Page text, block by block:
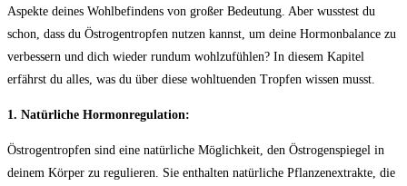
Aspekte deines‌ Wohlbefindens ⁣von‌ großer ⁣Bedeutung. Aber wusstest du
schon,​ dass du Östrogentropfen nutzen kannst, um⁢ deine Hormonbalance zu
verbessern⁤ und dich wieder⁤ rundum wohlzufühlen? In diesem Kapitel
erfährst du alles, was du über diese wohltuenden Tropfen wissen ⁢musst.
1.‌ Natürliche Hormonregulation:
Östrogentropfen sind eine⁤ natürliche Möglichkeit, den ⁣Östrogenspiegel‌ in
⁢deinem Körper zu regulieren. Sie ​enthalten natürliche Pflanzenextrakte, die